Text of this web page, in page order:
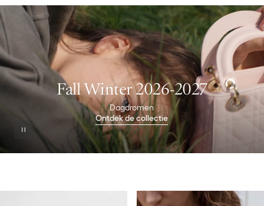
Fall Winter 2026-2027
Dagdromen
Ontdek de collectie